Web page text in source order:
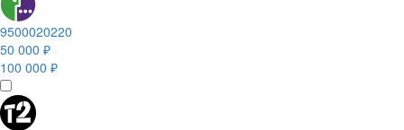
9500020220
50 000 ₽
100 000 ₽